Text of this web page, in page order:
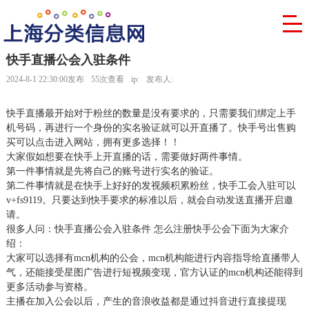
快手直播公会入驻条件
2024-8-1 22:30:00发布 55次查看 ip: 发布人:
快手直播最开始对于粉丝的数量是没有要求的，只需要我们绑定上手
机号码，再进行一个身份的实名验证就可以开直播了。快手号出售购
买可以点击进入网站，拥有更多选择！！
大家假如想要在快手上开直播的话，需要做好两件事情。
第一件事情就是先将自己的账号进行实名的验证。
第二件事情就是在快手上好好的发视频积累粉丝，快手工会入驻可以
v+fs9119。只要达到快手要求的标准以后，就会自动发送直播开启邀
请。
很多人问：快手直播公会入驻条件 怎么注册快手公会下面为大家介
绍：
大家可以选择有mcn机构的公会，mcn机构能进行内容指导给直播带人
气，还能接受星图广告进行短视频变现，官方认证的mcn机构还能得到
更多活动参与资格。
主播在加入公会以后，产生的音浪收益都是通过抖音进行直接提现